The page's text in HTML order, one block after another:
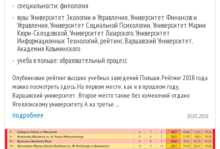
специальности: филология
вузы: Университет Экологии и Управления, Университет Финансов и
Управления, Университет Социальной Психологии, Университет Марии
Кюри-Склодовской, Университет Лазарского, Университет
Информационных Технологий, рейтинг, Варшавский Университет,
Академия Козьминского
учеба в польше: образовательный процесс
Опубликован рейтинг высших учебных заведений Польши. Рейтинг 2018 года
можно посмотреть здесь. На первом месте, как и в прошлом году,
Варшавский университет . Второе место также без изменений отдано
Ягеллонскому университету. А на третье ...
подробнее 30.05.2018